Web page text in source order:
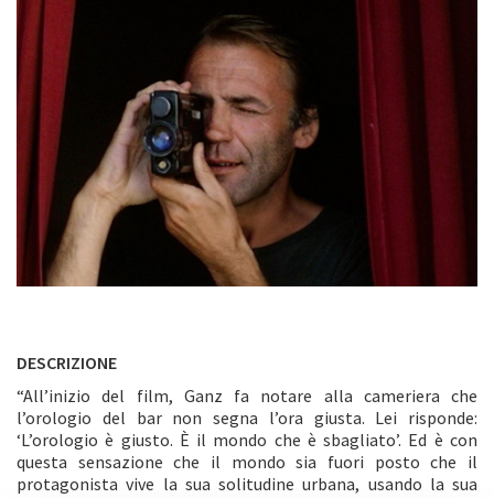
DESCRIZIONE
“All’inizio del film, Ganz fa notare alla cameriera che
l’orologio del bar non segna l’ora giusta. Lei risponde:
‘L’orologio è giusto. È il mondo che è sbagliato’. Ed è con
questa sensazione che il mondo sia fuori posto che il
protagonista vive la sua solitudine urbana, usando la sua